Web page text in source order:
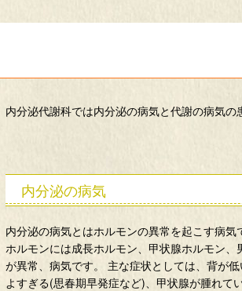
内分泌代謝科では内分泌の病気と代謝の病気の
内分泌の病気
内分泌の病気とはホルモンの異常を起こす病気
ホルモンには成長ホルモン、甲状腺ホルモン
が異常、病気です。 主な症状としては、背が
よすぎる(思春期早発症など)、甲状腺が腫れて